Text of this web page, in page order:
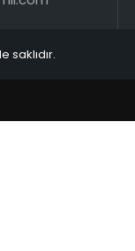
saklıdır.